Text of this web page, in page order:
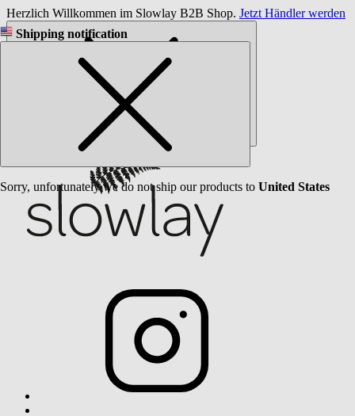
Shipping notification
Sorry, unfortunately we do not ship our products to United States
Herzlich Willkommen im Slowlay B2B Shop. Jetzt Händler werden